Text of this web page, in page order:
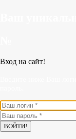
Вход на сайт!